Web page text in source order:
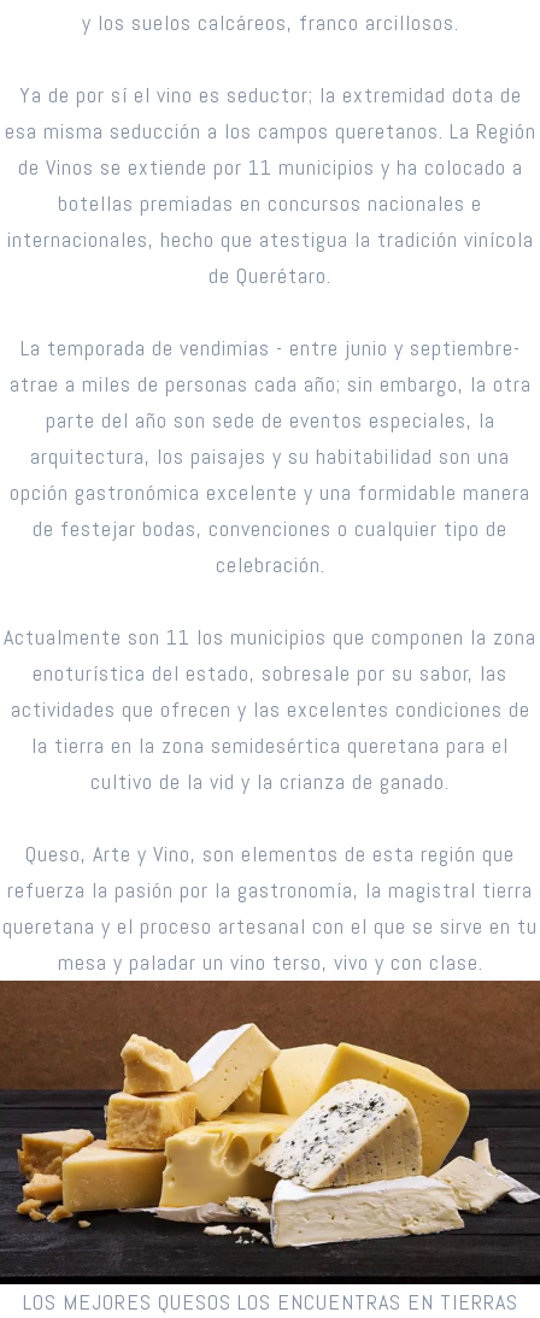
y los suelos calcáreos, franco arcillosos.
Ya de por sí el vino es seductor; la extremidad dota de
esa misma seducción a los campos queretanos. La Región
de Vinos se extiende por 11 municipios y ha colocado a
botellas premiadas en concursos nacionales e
internacionales, hecho que atestigua la tradición vinícola
de Querétaro.
La temporada de vendimias - entre junio y septiembre-
atrae a miles de personas cada año; sin embargo, la otra
parte del año son sede de eventos especiales, la
arquitectura, los paisajes y su habitabilidad son una
opción gastronómica excelente y una formidable manera
de festejar bodas, convenciones o cualquier tipo de
celebración.
Actualmente son 11 los municipios que componen la zona
enoturística del estado, sobresale por su sabor, las
actividades que ofrecen y las excelentes condiciones de
la tierra en la zona semidesértica queretana para el
cultivo de la vid y la crianza de ganado.
Queso, Arte y Vino, son elementos de esta región que
refuerza la pasión por la gastronomía, la magistral tierra
queretana y el proceso artesanal con el que se sirve en tu
mesa y paladar un vino terso, vivo y con clase.
LOS MEJORES QUESOS LOS ENCUENTRAS EN TIERRAS